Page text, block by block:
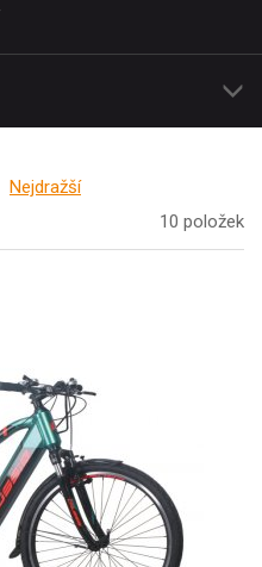
Nejdražší
10 položek